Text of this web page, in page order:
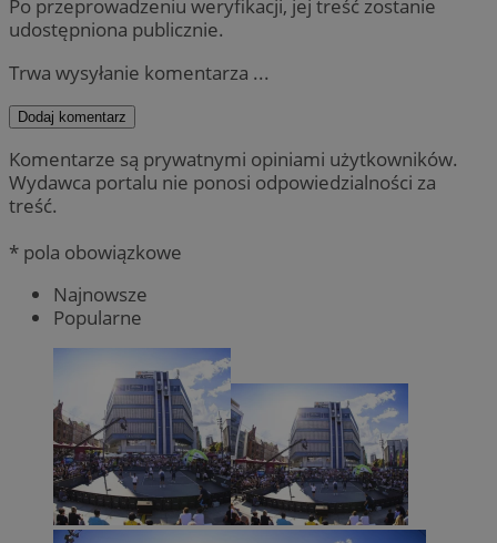
Po przeprowadzeniu weryfikacji, jej treść zostanie
udostępniona publicznie.
Trwa wysyłanie komentarza ...
Dodaj komentarz
Komentarze są prywatnymi opiniami użytkowników.
Wydawca portalu nie ponosi odpowiedzialności za
treść.
* pola obowiązkowe
Najnowsze
Popularne